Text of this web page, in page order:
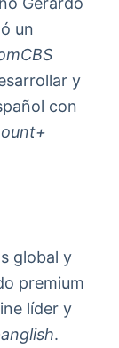
un
y
con
global y
premium
líder y
.